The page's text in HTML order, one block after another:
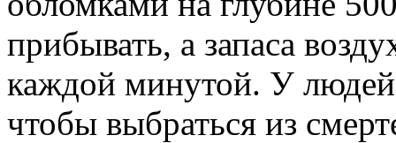
прибывать, а запаса
каждой минутой. У
чтобы выбраться из